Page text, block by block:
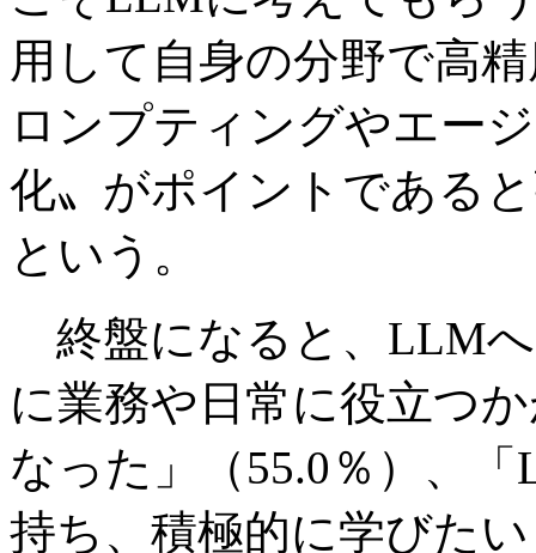
用して自身の分野で高
ロンプティングやエー
化〟がポイントである
という。
終盤になると、LLM
に業務や日常に役立つ
なった」（55.0％）、
持ち、積極的に学びた